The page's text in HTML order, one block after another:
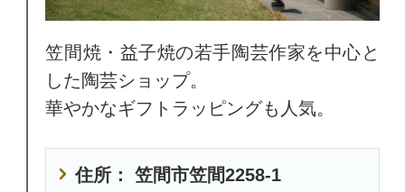
笠間焼・益子焼の若手陶芸作家を中心と
した陶芸ショップ。
華やかなギフトラッピングも人気。
住所： 笠間市笠間2258-1